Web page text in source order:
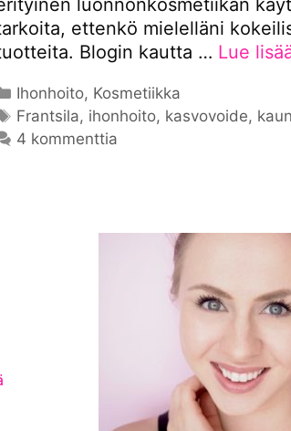
ettenkö mielelläni
Blogin kautta … Lue
Kategoriat
Ihonhoito, Kosmetiikka
Avainsanat
Frantsila, ihonhoito, kasvovoide,
4 kommenttia